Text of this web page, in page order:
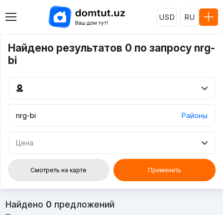
USD RU
Найдено результатов 0 по запросу nrg-
bi
Районы
Цена
Смотреть на карте Применить
Найдено 0 предложений